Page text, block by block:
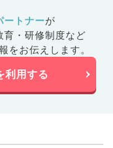
ートナーが
育・研修制度など
をお伝えします。
利用する